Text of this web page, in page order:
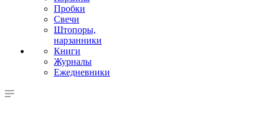
Пробки
Свечи
Штопоры,
нарзанники
Книги
Журналы
Ежедневники